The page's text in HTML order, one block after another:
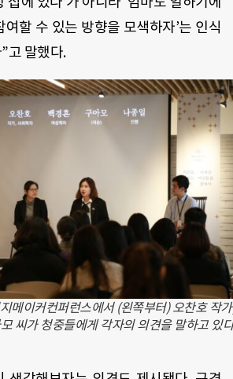
할 수 있는 방향을 모색하자’는 인식
고 말했다.
메이커컨퍼런스에서 (왼쪽부터) 오찬호 작
씨가 청중들에게 각자의 의견을 말하고 있